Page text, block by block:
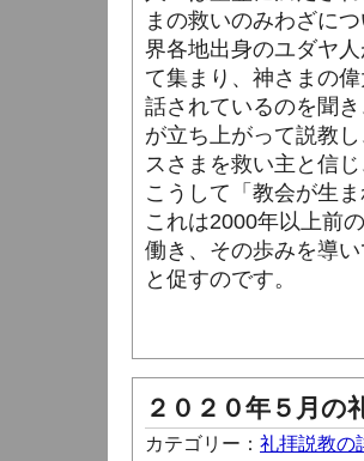
まの救いのみわざに
界各地出身のユダヤ
て集まり、神さまの
話されているのを聞
が立ち上がって説教
スさまを救い主と信
こうして「教会が生
これは2000年以上前
働き、その歩みを導
と促すのです。
２０２０年５月の
カテゴリー： 礼拝説教の